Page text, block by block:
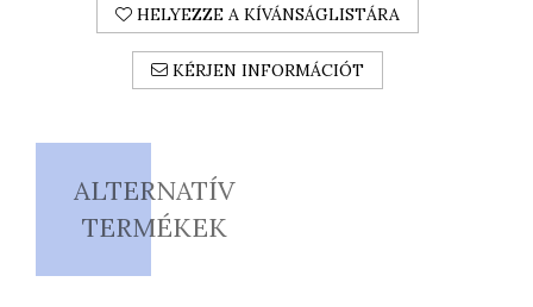
HELYEZZE A KÍVÁNSÁGLISTÁRA
KÉRJEN INFORMÁCIÓT
ALTERNATÍV
TERMÉKEK